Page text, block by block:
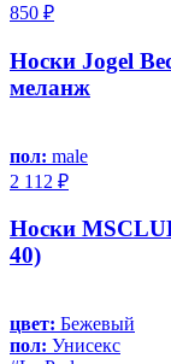
850 ₽
Носки Jogel
меланж
пол: male
2 112 ₽
Носки
40)
цвет: Бежевый
пол: Унисекс